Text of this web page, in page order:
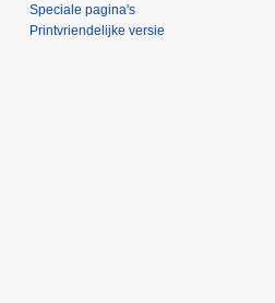
Speciale pagina's
Printvriendelijke versie